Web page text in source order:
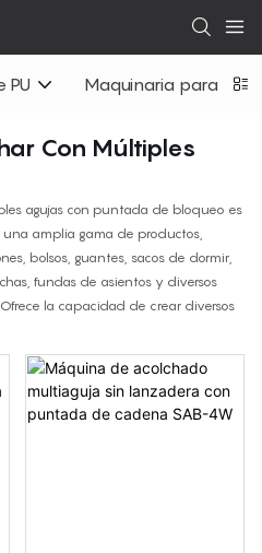
PU Maquinaria para
Con Múltiples
agujas con puntada de bloqueo es
amplia gama de productos,
bolsos, guantes, sacos de dormir,
fundas de asientos y diversos
la capacidad de crear diversos